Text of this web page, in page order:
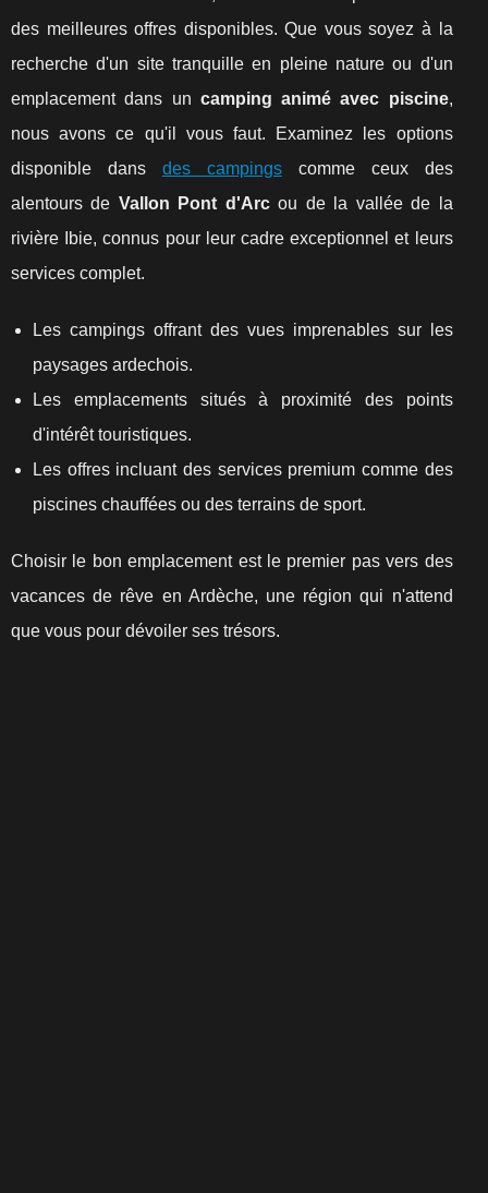
des meilleures offres disponibles. Que vous soyez à la
recherche d'un site tranquille en pleine nature ou d'un
emplacement dans un camping animé avec piscine,
nous avons ce qu'il vous faut. Examinez les options
disponible dans des campingscomme ceux des
alentours de Vallon Pont d'Arcou de la vallée de la
rivière Ibie, connus pour leur cadre exceptionnel et leurs
services complet.
Les campings offrant des vues imprenables sur les
paysages ardechois.
Les emplacements situés à proximité des points
d'intérêt touristiques.
Les offres incluant des services premium comme des
piscines chauffées ou des terrains de sport.
Choisir le bon emplacement est le premier pas vers des
vacances de rêve en Ardèche, une région qui n'attend
que vous pour dévoiler ses trésors.